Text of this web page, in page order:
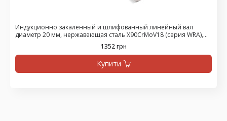
Индукционно закаленный и шлифованный линейный вал
диаметр 20 мм, нержавеющая сталь X90CrMoV18 (серия WRA),
1352 грн
Купити